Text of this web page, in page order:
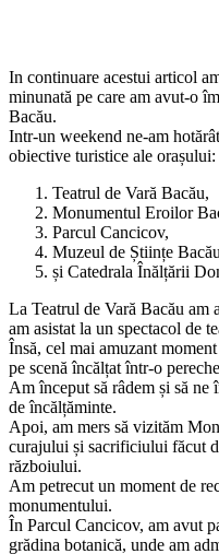
In continuare acestui articol
minunată pe care am avut-o
Intr-un weekend ne-am
obiective turistice ale orașului:
Teatrul de Vară Bacău,
Monumentul Eroilor
Muzeul de Științe
și Catedrala Înălțării
La Teatrul de Vară Bacău am
am asistat la un spectacol de
Însă, cel mai amuzant
pe scenă încălțat într-o
Am început să râdem și să ne
de încălțăminte.
Apoi, am mers să vizităm
curajului și sacrificiului făcut
războiului.
Am petrecut un moment de